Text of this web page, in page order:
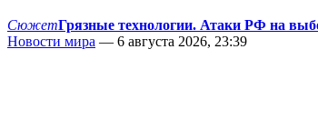
СюжетГрязные технологии. Атаки РФ на
Новости мира — 6 августа 2026, 23:39